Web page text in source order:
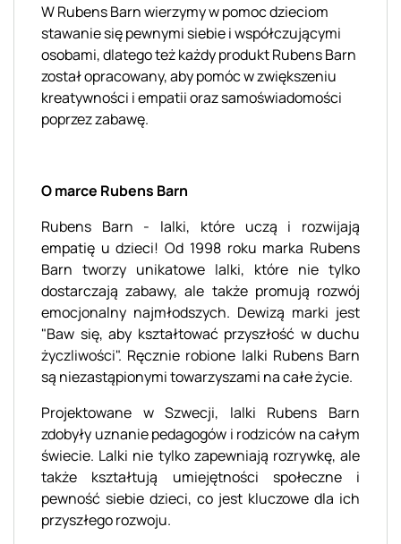
W Rubens Barn wierzymy w pomoc dzieciom
stawanie się pewnymi siebie i współczującymi
osobami, dlatego też każdy produkt Rubens Barn
został opracowany, aby pomóc w zwiększeniu
kreatywności i empatii oraz samoświadomości
poprzez zabawę.
O marce Rubens Barn
Rubens Barn - lalki, które uczą i rozwijają
empatię u dzieci! Od 1998 roku marka Rubens
Barn tworzy unikatowe lalki, które nie tylko
dostarczają zabawy, ale także promują rozwój
emocjonalny najmłodszych. Dewizą marki jest
"Baw się, aby kształtować przyszłość w duchu
życzliwości". Ręcznie robione lalki Rubens Barn
są niezastąpionymi towarzyszami na całe życie.
Projektowane w Szwecji, lalki Rubens Barn
zdobyły uznanie pedagogów i rodziców na całym
świecie. Lalki nie tylko zapewniają rozrywkę, ale
także kształtują umiejętności społeczne i
pewność siebie dzieci, co jest kluczowe dla ich
przyszłego rozwoju.